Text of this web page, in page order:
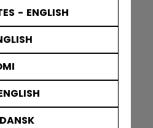
- ENGLISH